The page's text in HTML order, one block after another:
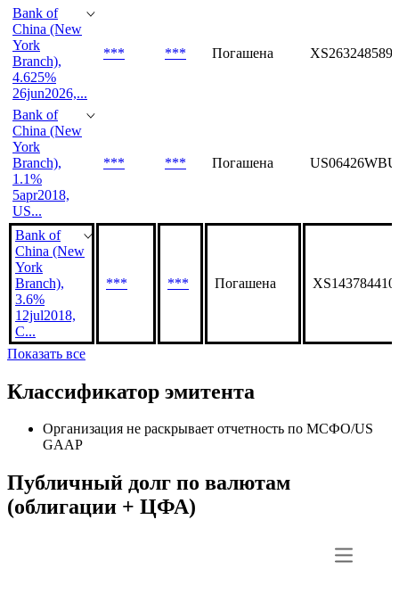
Bank of
China (New
York
Branch),
4.625%
26jun2026,...
*** *** Погашена XS2632485897
Bank of
China (New
York
Branch),
1.1%
5apr2018,
US...
*** *** Погашена
Bank of
China (New
York
Branch),
3.6%
12jul2018,
C...
*** *** Погашена
Показать все
Классификатор эмитента
Организация не раскрывает отчетность по МСФО/US
GAAP
Публичный долг по валютам
(облигации + ЦФА)